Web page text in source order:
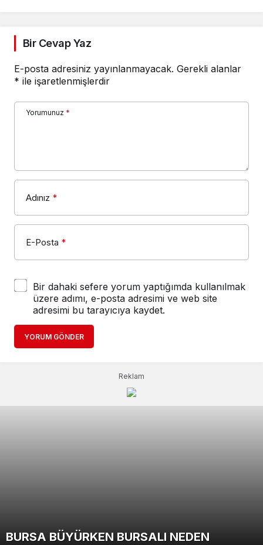
Bir Cevap Yaz
E-posta adresiniz yayınlanmayacak. Gerekli alanlar
* ile işaretlenmişlerdir
Yorumunuz *
Adınız *
E-Posta *
Bir dahaki sefere yorum yaptığımda kullanılmak
üzere adımı, e-posta adresimi ve web site
adresimi bu tarayıcıya kaydet.
YORUM GÖNDER
Reklam
BURSA BÜYÜRKEN BURSALI NEDEN
KOMŞU ODADAN GELECEĞİN ÜRETİM ÜSSÜ
YENİŞEHİR BELEDİYESPOR’DA GÜÇLÜ
YENİŞEHİR’DE LOJİSTİĞE GÜÇ KATACAK
MHP YENİŞEHİR İLÇE BİNASINDA TADİLAT
DAVASINDA ADALET MUTLAKA TECELLİ
TÜRKİYE” VİZYONUYLA DAĞITILAN
YENİŞEHİR’DE YAZ SPOR OKULU HEYECANI
ŞEMAKİ EVİ KAPILARINI YENİDEN